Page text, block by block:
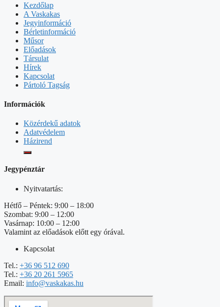
Kezdőlap
A Vaskakas
Jegyinformáció
Bérletinformáció
Műsor
Előadások
Társulat
Hírek
Kapcsolat
Pártoló Tagság
Információk
Közérdekű adatok
Adatvédelem
Házirend
Jegypénztár
Nyitvatartás:
Hétfő – Péntek: 9:00 – 18:00
Szombat: 9:00 – 12:00
Vasárnap: 10:00 – 12:00
Valamint az előadások előtt egy órával.
Kapcsolat
Tel.: +36 96 512 690
Tel.: +36 20 261 5965
Email: info@vaskakas.hu